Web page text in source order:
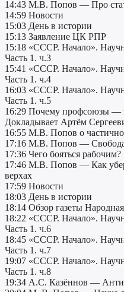
14:43 М.В. Попов — Про
14:59 Новости
15:03 День в истории
15:13 Заявление ЦК РПР
15:18 «СССР. Начало».
Часть 1. ч.3
15:41 «СССР. Начало».
Часть 1. ч.4
16:03 «СССР. Начало».
Часть 1. ч.5
16:29 Почему профсоюзы —
Докладывает Артём
16:55 М.В. Попов о
17:16 М.В. Попов —
17:36 Чего бояться рабочим?
17:46 М.В. Попов — Как
верхах
17:59 Новости
18:03 День в истории
18:14 Обзор газеты
18:22 «СССР. Начало».
Часть 1. ч.6
18:45 «СССР. Начало».
Часть 1. ч.7
19:07 «СССР. Начало».
Часть 1. ч.8
19:34 А.С. Казённов —